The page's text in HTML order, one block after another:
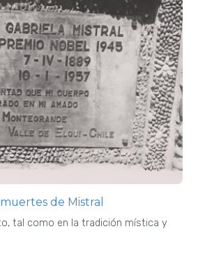
muertes de Mistral
tal como en la tradición mística y